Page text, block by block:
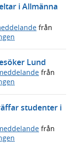
i Allmänna
från
Lund
från
studenter i
från